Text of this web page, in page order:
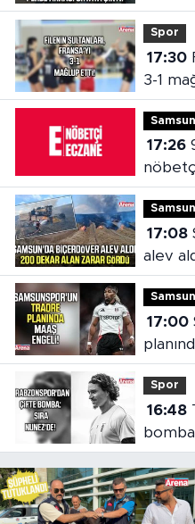
Spor
17:30Filenin Sultanları, Fransa'yı
3-1
17:269 Ağustos 2026 Samsun
17:08Samsun'da biçerdöver
alev
gördü
17:00Samsunspor'un Traore
Spor
16:48Trabzonspor'dan çifte